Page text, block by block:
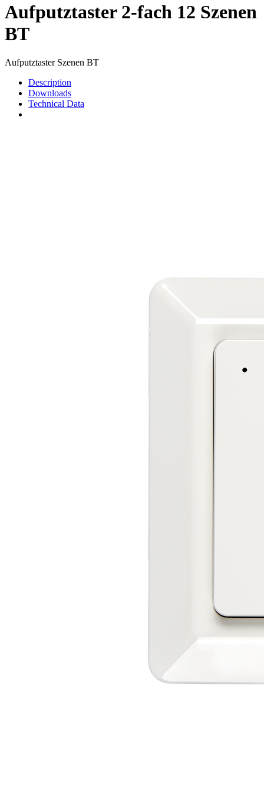
Aufputztaster 2-fach 12 Szenen
BT
Aufputztaster Szenen BT
Description
Downloads
Technical Data